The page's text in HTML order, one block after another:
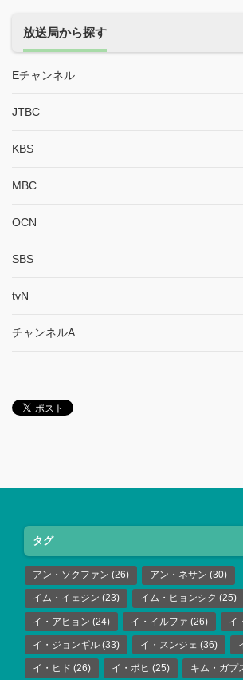
放送局から探す
Eチャンネル
JTBC
KBS
MBC
OCN
SBS
tvN
チャンネルA
タグ
アン・ソクファン (26) アン・ネサン (30)
イム・イェジン (23) イム・ヒョンシク (25)
イ・アヒョン (24) イ・イルファ (26) イ
イ・ジョンギル (33) イ・スンジェ (36)
イ・ヒド (26) イ・ボヒ (25) キム・ガプ